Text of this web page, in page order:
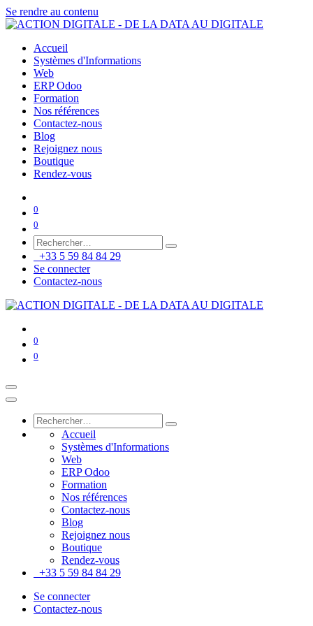
Se rendre au contenu
Accueil
Systèmes d'Informations
Web
ERP Odoo
Formation
Nos références
Contactez-nous
Blog
Rejoignez nous
Boutique
Rendez-vous
0
0
+33 5 59 84 84 29
Se connecter
Contactez-nous
0
0
Accueil
Systèmes d'Informations
Web
ERP Odoo
Formation
Nos références
Contactez-nous
Blog
Rejoignez nous
Boutique
Rendez-vous
+33 5 59 84 84 29
Se connecter
Contactez-nous